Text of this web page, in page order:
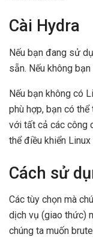
Cài Hydra
Nếu bạn đang sử
sẵn. Nếu không
Nếu bạn không có
phù hợp, bạn có
với tất cả các công
thể điều khiển
Cách sử
Các tùy chọn mà
dịch vụ (giao thức)
chúng ta muốn